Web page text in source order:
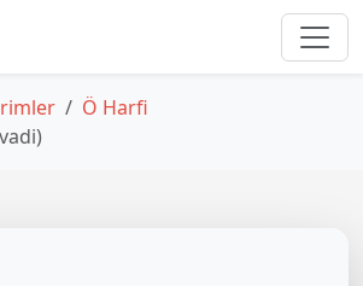
Ö Harfi